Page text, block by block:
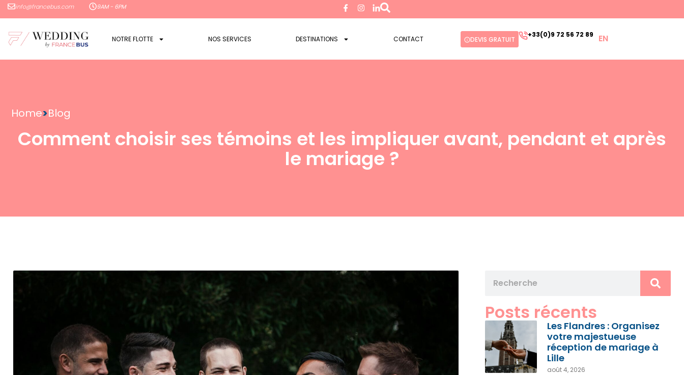
info@francebus.com 9AM - 6PM
NOTRE FLOTTE NOS SERVICES DESTINATIONS CONTACT DEVIS GRATUIT
+33(0)9 72 56 72 89 EN
Home>Blog
Comment choisir ses témoins et les impliquer avant, pendant et après
le mariage ?
Posts récents
Les Flandres : Organisez
votre majestueuse
réception de mariage à
Lille
août 4, 2026